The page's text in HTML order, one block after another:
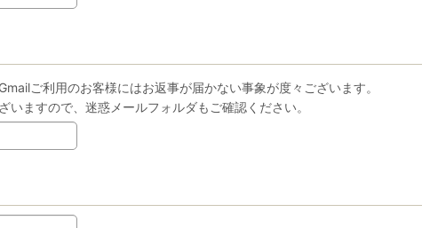
ご利用のお客様にはお返事が届かない事象が度々ございます。
ますので、迷惑メールフォルダもご確認ください。